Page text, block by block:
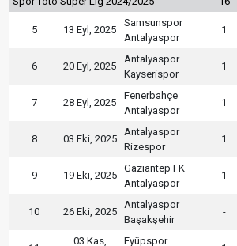
5 13 Eyl, 2025
Samsunspor
Antalyaspor
1
6 20 Eyl, 2025
Antalyaspor
Kayserispor
1
7 28 Eyl, 2025
Fenerbahçe
Antalyaspor
1
8 03 Eki, 2025
Antalyaspor
Rizespor
1
9 19 Eki, 2025
Gaziantep FK
Antalyaspor
1
10 26 Eki, 2025
Antalyaspor
Başakşehir
-
03 Kas,
Eyüpspor